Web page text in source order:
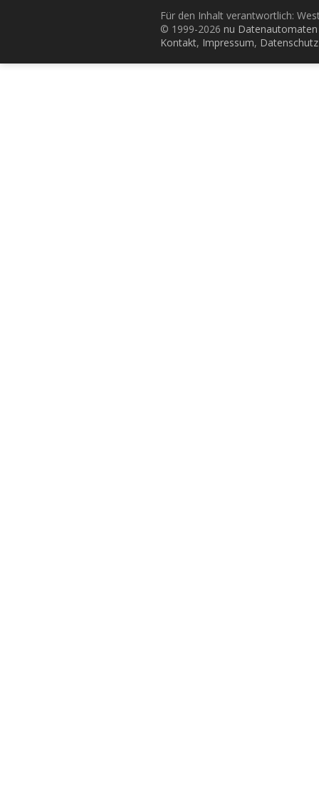
Für den Inhalt verantwortlich:
© 1999-2026 nu
Kontakt, Impressum, Datenschutz